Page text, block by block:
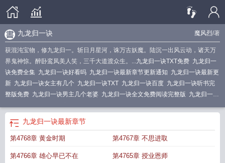
魔风烈/著
九龙归一诀
获混沌宝物，修九龙归一。斩日月星河，诛万古妖魔。陆沉一出风云动，诸天万
界鬼神惊。醉卧鸾凤美人笑，三千大道渡众生。...九龙归一诀TXT免费 九龙归一
诀免费全集 九龙归一诀好看吗 九龙归一诀最新章节更新通知 九龙归一诀最新更
新 九龙归一诀女主有几个 九龙归一诀TXT 九龙归一诀百度 九龙归一诀听书完
整版免费 九龙归一诀男主几个老婆 九龙归一诀全文免费阅读完整版 九龙归一诀
九龙归一诀主角介绍 九龙归一诀陆沉全文阅读
诀第3659章免费阅读
沉免费阅读 我想看九龙归一诀 陆沉周若雪九龙归一诀百度一下九龙归一诀
一诀全集免费九龙归一诀介绍 九龙归一诀陆沉全文免费阅读
九龙归一诀最新章节
第4768章 黄金时期 第4767章 不思进取
第4766章 雄心早已不在 第4765章 授业恩师